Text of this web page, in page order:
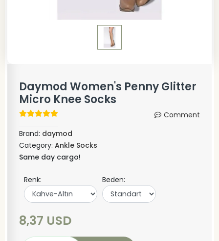
Daymod Women's Penny Glitter
Micro Knee Socks
Comment
Brand: daymod
Category: Ankle Socks
Same day cargo!
Renk: Beden:
8,37 USD